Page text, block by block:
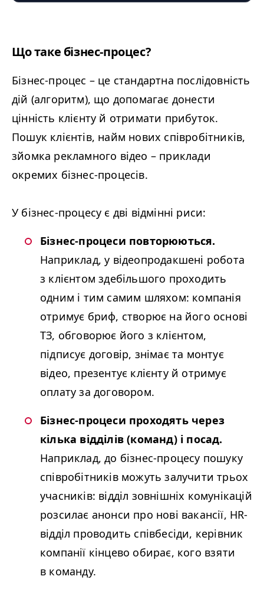
Що таке бізнес-процес?
Бізнес-процес – це стандартна послідовність
дій (алгоритм), що допомагає донести
цінність клієнту й отримати прибуток.
Пошук клієнтів, найм нових співробітників,
зйомка рекламного відео – приклади
окремих бізнес-процесів.
У бізнес-процесу є дві відмінні риси:
Бізнес-процеси повторюються.
Наприклад, у відеопродакшені робота
з клієнтом здебільшого проходить
одним і тим самим шляхом: компанія
отримує бриф, створює на його основі
ТЗ, обговорює його з клієнтом,
підписує договір, знімає та монтує
відео, презентує клієнту й отримує
оплату за договором.
Бізнес-процеси проходять через
кілька відділів (команд) і посад.
Наприклад, до бізнес-процесу пошуку
співробітників можуть залучити трьох
учасників: відділ зовнішніх комунікацій
розсилає анонси про нові вакансії, HR-
відділ проводить співбесіди, керівник
компанії кінцево обирає, кого взяти
в команду.